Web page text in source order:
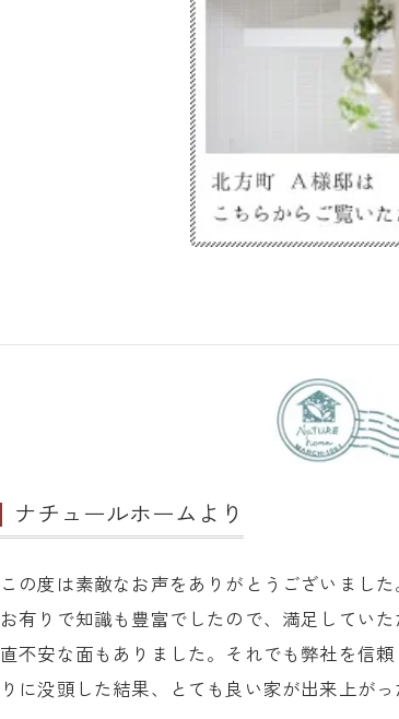
ナチュールホームより
この度は素敵なお声をありがとうございまし
お有りで知識も豊富でしたので、満足してい
直不安な面もありました。それでも弊社を信
りに没頭した結果、とても良い家が出来上がっ